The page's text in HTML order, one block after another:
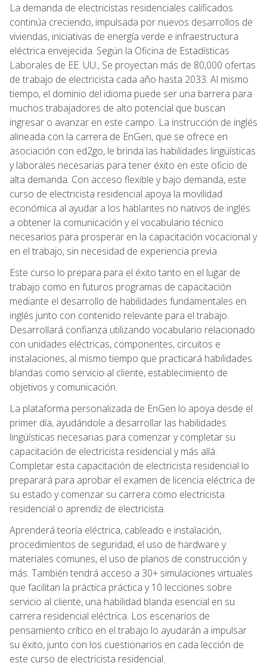
La demanda de electricistas residenciales calificados
continúa creciendo, impulsada por nuevos desarrollos de
viviendas, iniciativas de energía verde e infraestructura
eléctrica envejecida. Según la Oficina de Estadísticas
Laborales de EE. UU., Se proyectan más de 80,000 ofertas
de trabajo de electricista cada año hasta 2033. Al mismo
tiempo, el dominio del idioma puede ser una barrera para
muchos trabajadores de alto potencial que buscan
ingresar o avanzar en este campo. La instrucción de inglés
alineada con la carrera de EnGen, que se ofrece en
asociación con ed2go, le brinda las habilidades lingüísticas
y laborales necesarias para tener éxito en este oficio de
alta demanda. Con acceso flexible y bajo demanda, este
curso de electricista residencial apoya la movilidad
económica al ayudar a los hablantes no nativos de inglés
a obtener la comunicación y el vocabulario técnico
necesarios para prosperar en la capacitación vocacional y
en el trabajo, sin necesidad de experiencia previa.
Este curso lo prepara para el éxito tanto en el lugar de
trabajo como en futuros programas de capacitación
mediante el desarrollo de habilidades fundamentales en
inglés junto con contenido relevante para el trabajo.
Desarrollará confianza utilizando vocabulario relacionado
con unidades eléctricas, componentes, circuitos e
instalaciones, al mismo tiempo que practicará habilidades
blandas como servicio al cliente, establecimiento de
objetivos y comunicación.
La plataforma personalizada de EnGen lo apoya desde el
primer día, ayudándole a desarrollar las habilidades
lingüísticas necesarias para comenzar y completar su
capacitación de electricista residencial y más allá.
Completar esta capacitación de electricista residencial lo
preparará para aprobar el examen de licencia eléctrica de
su estado y comenzar su carrera como electricista
residencial o aprendiz de electricista.
Aprenderá teoría eléctrica, cableado e instalación,
procedimientos de seguridad, el uso de hardware y
materiales comunes, el uso de planos de construcción y
más. También tendrá acceso a 30+ simulaciones virtuales
que facilitan la práctica práctica y 10 lecciones sobre
servicio al cliente, una habilidad blanda esencial en su
carrera residencial eléctrica. Los escenarios de
pensamiento crítico en el trabajo lo ayudarán a impulsar
su éxito, junto con los cuestionarios en cada lección de
este curso de electricista residencial.